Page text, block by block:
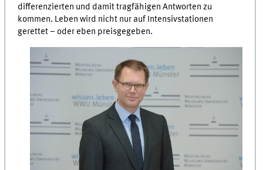
differenzierten und damit tragfähigen Antworten zu
kommen. Leben wird nicht nur auf Intensivstationen
gerettet – oder eben preisgegeben.